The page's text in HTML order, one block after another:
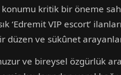
kritik bir öneme
‘Edremit VIP escort’
ve sükûnet
ve bireysel özgürlük